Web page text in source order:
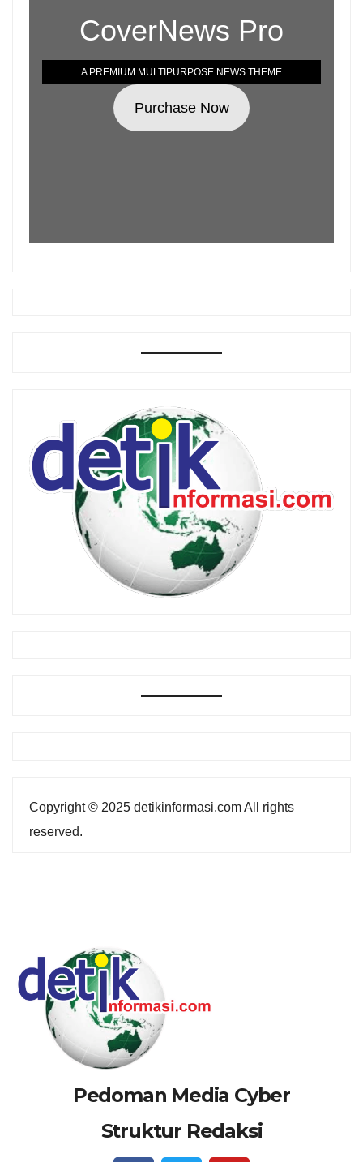
CoverNews Pro
A PREMIUM MULTIPURPOSE NEWS THEME
Purchase Now
Copyright © 2025 detikinformasi.com All rights
reserved.
Pedoman Media Cyber
Struktur Redaksi